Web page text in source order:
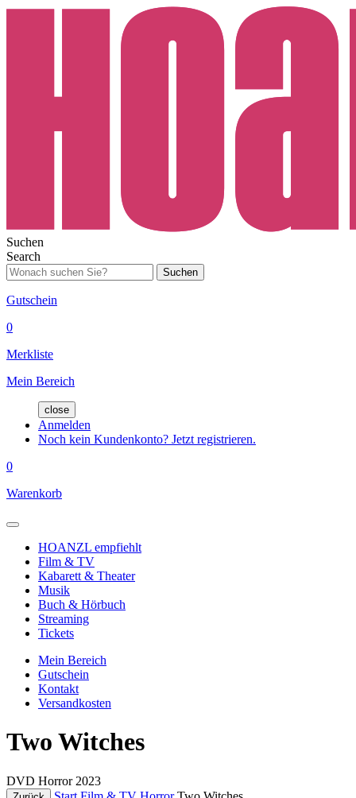
Suchen
Search
Suchen
Gutschein
0
Merkliste
Mein Bereich
close
Anmelden
Noch kein Kundenkonto? Jetzt registrieren.
0
Warenkorb
HOANZL empfiehlt
Film & TV
Kabarett & Theater
Musik
Buch & Hörbuch
Streaming
Tickets
Mein Bereich
Gutschein
Kontakt
Versandkosten
Two Witches
DVD Horror 2023